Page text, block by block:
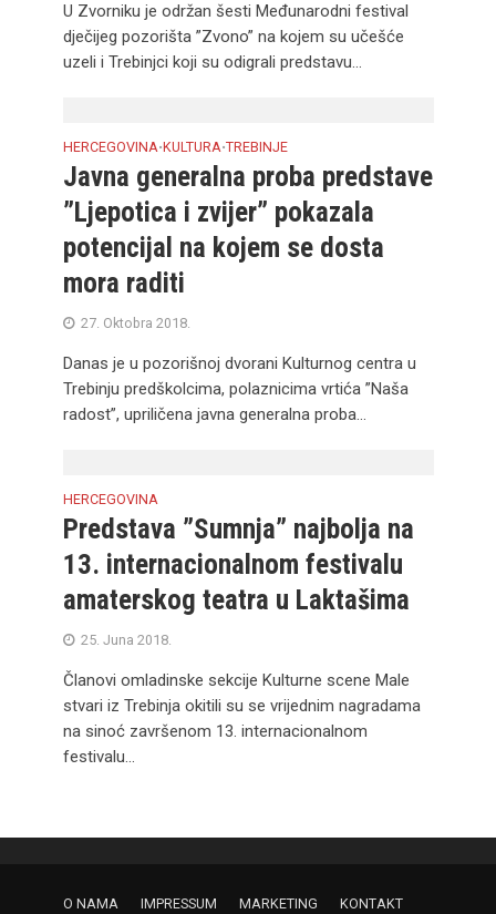
U Zvorniku je održan šesti Međunarodni festival
dječijeg pozorišta ”Zvono” na kojem su učešće
uzeli i Trebinjci koji su odigrali predstavu...
HERCEGOVINA•KULTURA•TREBINJE
Javna generalna proba predstave
”Ljepotica i zvijer” pokazala
potencijal na kojem se dosta
mora raditi
27. Oktobra 2018.
Danas je u pozorišnoj dvorani Kulturnog centra u
Trebinju predškolcima, polaznicima vrtića ”Naša
radost”, upriličena javna generalna proba...
HERCEGOVINA
Predstava ”Sumnja” najbolja na
13. internacionalnom festivalu
amaterskog teatra u Laktašima
25. Juna 2018.
Članovi omladinske sekcije Kulturne scene Male
stvari iz Trebinja okitili su se vrijednim nagradama
na sinoć završenom 13. internacionalnom
festivalu...
O NAMA IMPRESSUM MARKETING KONTAKT